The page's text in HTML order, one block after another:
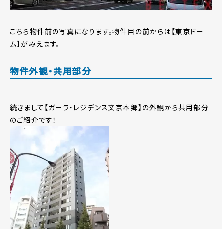
こちら物件前の写真になります。物件目の前からは【東京ドー
ム】がみえます。
物件外観・共用部分
続きまして【ガーラ・レジデンス文京本郷】の外観から共用部分
のご紹介です！